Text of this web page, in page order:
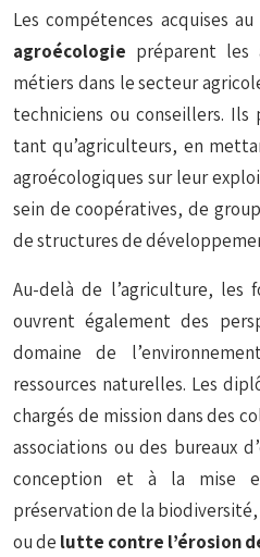
Les compétences acquises au
agroécologie préparent les
métiers dans le secteur
techniciens ou conseillers. Ils
tant qu’agriculteurs, en
agroécologiques sur leur
sein de coopératives, de
de structures de
Au-delà de l’agriculture, les
ouvrent également des
domaine de
ressources naturelles. Les
chargés de mission dans des
associations ou des bureaux
conception et à la mise
préservation de la
ou de lutte contre l’érosion